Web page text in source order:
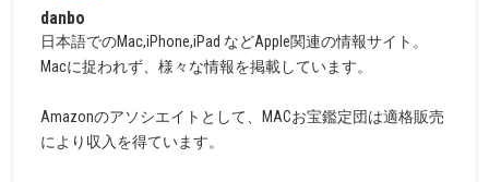
danbo
日本語でのMac,iPhone,iPad などApple関連の情報サイト。
Macに捉われず、様々な情報を掲載しています。
Amazonのアソシエイトとして、MACお宝鑑定団は適格販売
により収入を得ています。